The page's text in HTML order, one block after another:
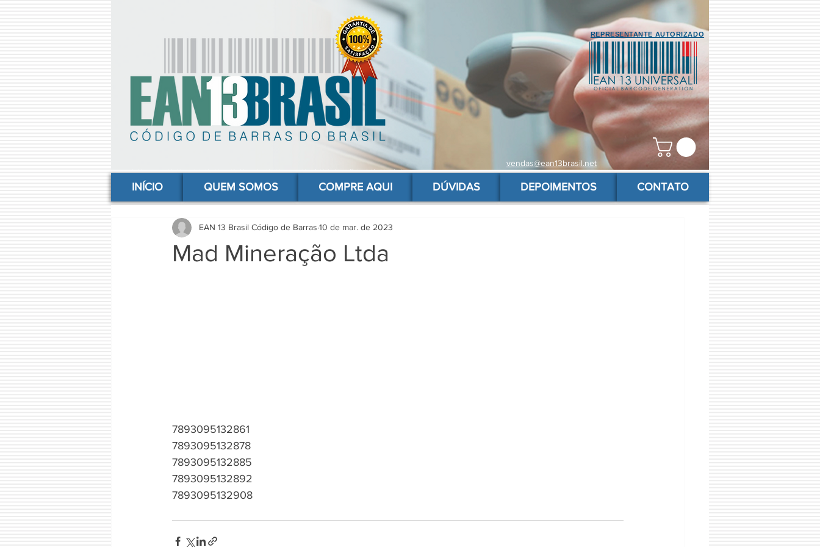
vendas@ean13brasil.net
REPRESENTANTE AUTORIZADO
comprar codigo de barras, comprar código de barras, adquirir código de barras, código de barras online, código de barras para produtos, gs1, código brasileiro, ean 13 universal, código de barras barato
INÍCIO QUEM SOMOS COMPRE AQUI DÚVIDAS DEPOIMENTOS CONTATO
Mad Mineração Ltda
EAN 13 Brasil Código de Barras 10 de mar. de 2023
7893095132861
7893095132878
7893095132885
7893095132892
7893095132908